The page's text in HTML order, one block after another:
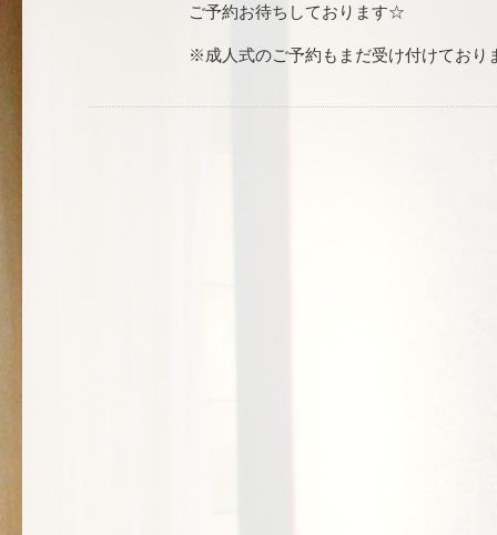
ご予約お待ちしております☆
※成人式のご予約もまだ受け付けてお